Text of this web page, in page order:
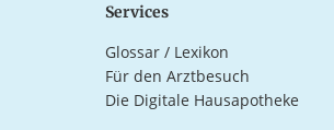
Services
Glossar / Lexikon
Für den Arztbesuch
Die Digitale Hausapotheke